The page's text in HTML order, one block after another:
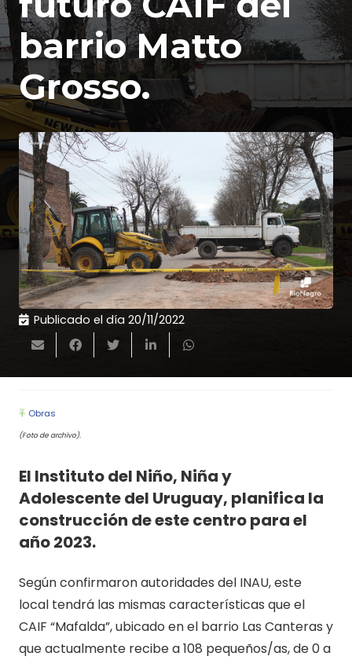
barrio Matto
Grosso.
Publicado el día 20/11/2022
Obras
(Foto de archivo).
El Instituto del Niño, Niña y
Adolescente del Uruguay, planifica la
construcción de este centro para el
año 2023.
Según confirmaron autoridades del INAU, este
local tendrá las mismas características que el
CAIF “Mafalda”, ubicado en el barrio Las Canteras y
que actualmente recibe a 108 pequeños/as, de 0 a